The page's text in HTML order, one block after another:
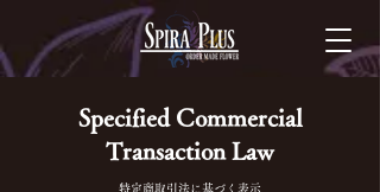
Specified Commercial
Transaction Law
特定商取引法に基づく表示